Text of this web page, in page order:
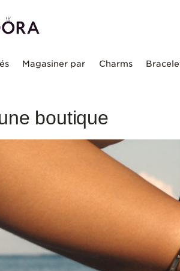
Magasiner par Charms
boutique